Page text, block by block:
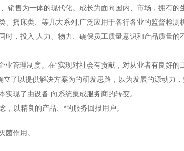
销售为一体的现代化。成长为面向国内、市场，拥有
摇床类、等几大系列,广泛应用于各行各业的监督检测
时，投入 人力、物力、确保员工质量意识和产品质量的
管理制度。在“实现对社会有贡献，对从业者有良好的
了以提供解决方案为的研发思路，以为发展的源动力
现了由设备 向系统集成服务商的转变。
，以精良的产品、*的服务回报用户。
菌作用。